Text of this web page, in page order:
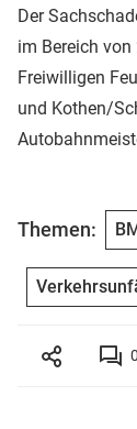
Der
im Bereich
Freiwilligen
und Kothen/
Themen:
0